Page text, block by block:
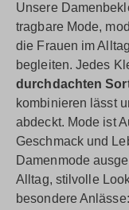
Unsere
tragbare Mode,
die Frauen im
begleiten. Jedes
durchdachten
kombinieren lässt
abdeckt. Mode ist
Geschmack und
Damenmode
Alltag, stilvolle
besondere